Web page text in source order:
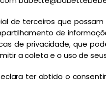
de terceiros que
de
de privacidade, que
a coleta e o uso de
ter obtido o